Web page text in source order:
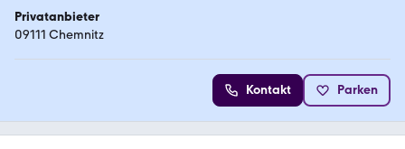
Privatanbieter
09111 Chemnitz
Kontakt Parken